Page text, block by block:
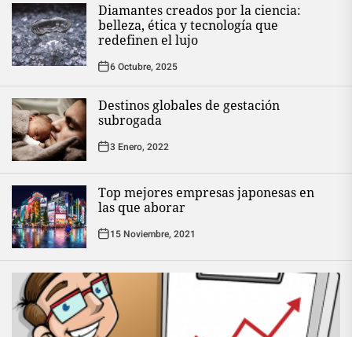
Diamantes creados por la ciencia:
belleza, ética y tecnología que
redefinen el lujo
6 Octubre, 2025
Destinos globales de gestación
subrogada
3 Enero, 2022
Top mejores empresas japonesas en
las que aborar
15 Noviembre, 2021